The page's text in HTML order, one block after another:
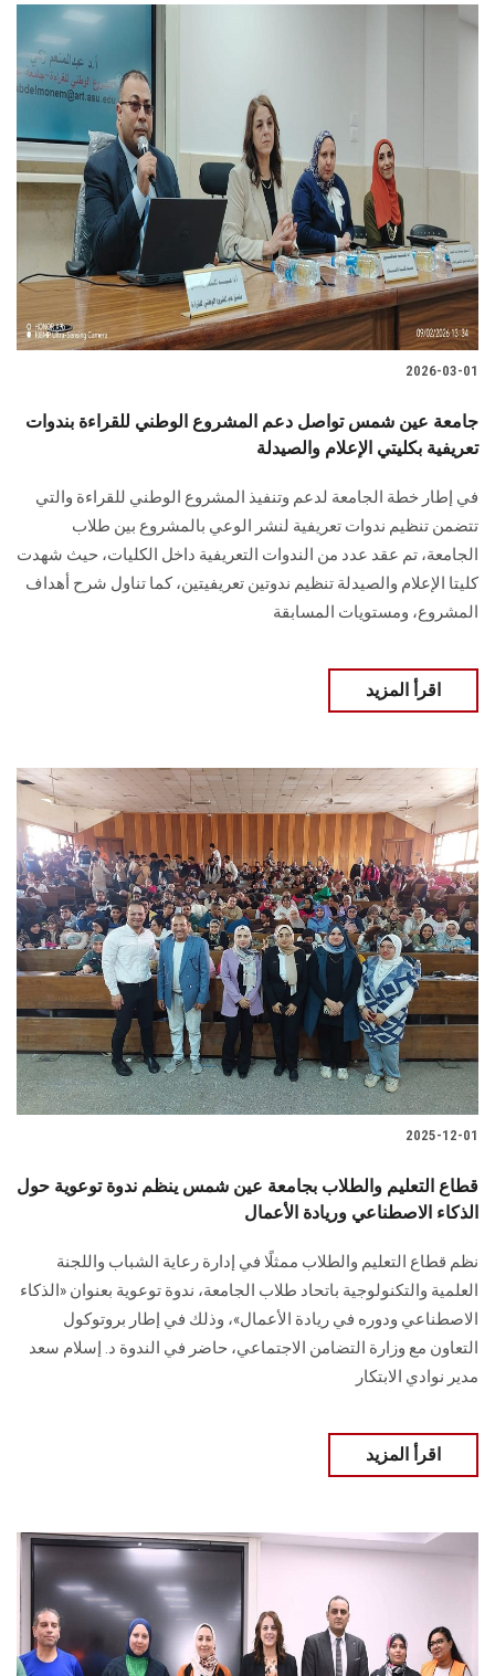
الأنظمة الذكية
الإعلام
تواصل معنا
الطلاب
هيئة التدريس
الدراسات العليا
الزائـرون
سجل الان
2026-03-01
جامعة عين شمس تواصل دعم المشروع الوطني للقراءة بندوات
تعريفية بكليتي الإعلام والصيدلة
في إطار خطة الجامعة لدعم وتنفيذ المشروع الوطني للقراءة والتي
تتضمن تنظيم ندوات تعريفية لنشر الوعي بالمشروع بين طلاب
الجامعة، تم عقد عدد من الندوات التعريفية داخل الكليات، حيث شهدت
كليتا الإعلام والصيدلة تنظيم ندوتين تعريفيتين، كما تناول شرح أهداف
المشروع، ومستويات المسابقة
اقرأ المزيد
2025-12-01
قطاع التعليم والطلاب بجامعة عين شمس ينظم ندوة توعوية حول
الذكاء الاصطناعي وريادة الأعمال
نظم قطاع التعليم والطلاب ممثلًا في إدارة رعاية الشباب واللجنة
العلمية والتكنولوجية باتحاد طلاب الجامعة، ندوة توعوية بعنوان «الذكاء
الاصطناعي ودوره في ريادة الأعمال»، وذلك في إطار بروتوكول
التعاون مع وزارة التضامن الاجتماعي، حاضر في الندوة د. إسلام سعد
مدير نوادي الابتكار
اقرأ المزيد